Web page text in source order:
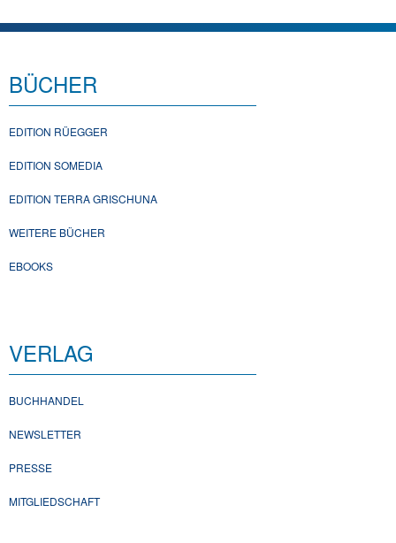
BÜCHER
EDITION RÜEGGER
EDITION SOMEDIA
EDITION TERRA GRISCHUNA
WEITERE BÜCHER
EBOOKS
VERLAG
BUCHHANDEL
NEWSLETTER
PRESSE
MITGLIEDSCHAFT